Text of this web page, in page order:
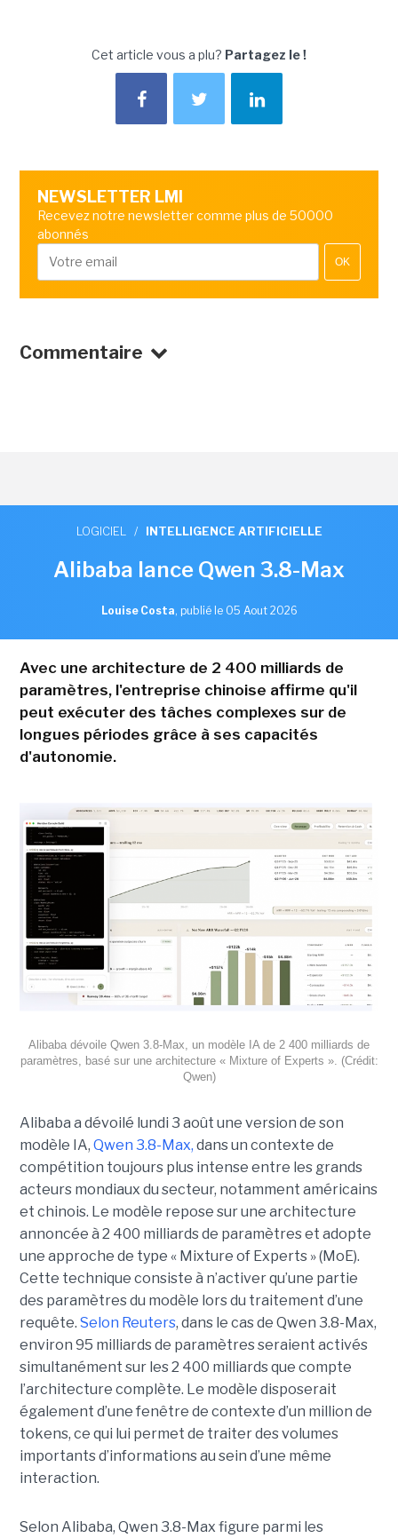
Cet article vous a plu? Partagez le !
NEWSLETTER LMI
Recevez notre newsletter comme plus de 50000
abonnés
OK
Commentaire
LOGICIEL / INTELLIGENCE ARTIFICIELLE
Alibaba lance Qwen 3.8-Max
Louise Costa, publié le 05 Aout 2026
Avec une architecture de 2 400 milliards de
paramètres, l'entreprise chinoise affirme qu'il
peut exécuter des tâches complexes sur de
longues périodes grâce à ses capacités
d'autonomie.
Alibaba dévoile Qwen 3.8-Max, un modèle IA de 2 400 milliards de
paramètres, basé sur une architecture « Mixture of Experts ». (Crédit:
Qwen)
Alibaba a dévoilé lundi 3 août une version de son
modèle IA, Qwen 3.8-Max, dans un contexte de
compétition toujours plus intense entre les grands
acteurs mondiaux du secteur, notamment américains
et chinois. Le modèle repose sur une architecture
annoncée à 2 400 milliards de paramètres et adopte
une approche de type « Mixture of Experts » (MoE).
Cette technique consiste à n’activer qu’une partie
des paramètres du modèle lors du traitement d’une
requête. Selon Reuters, dans le cas de Qwen 3.8-Max,
environ 95 milliards de paramètres seraient activés
simultanément sur les 2 400 milliards que compte
l’architecture complète. Le modèle disposerait
également d’une fenêtre de contexte d’un million de
tokens, ce qui lui permet de traiter des volumes
importants d’informations au sein d’une même
interaction.
Selon Alibaba, Qwen 3.8-Max figure parmi les